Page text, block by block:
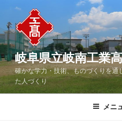
テ
ン
ツ
へ
ス
キ
岐阜県立岐南工業
確かな学力・技術、ものづくりを通
た人づくり
メニ